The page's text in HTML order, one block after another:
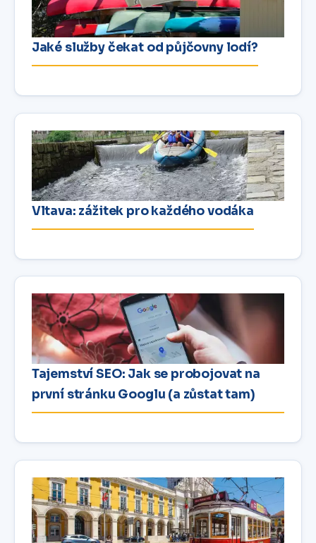
Jaké služby čekat od půjčovny lodí?
Vltava: zážitek pro každého vodáka
Tajemství SEO: Jak se probojovat na
první stránku Googlu (a zůstat tam)